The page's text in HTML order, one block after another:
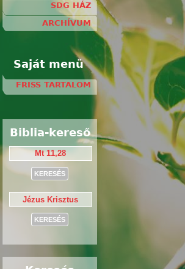
SDG HÁZ
ARCHÍVUM
Saját menü
FRISS TARTALOM
Biblia-kereső